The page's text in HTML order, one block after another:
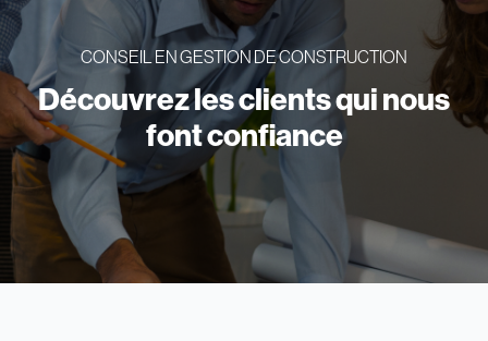
CONSEIL EN GESTION DE CONSTRUCTION
Découvrez les clients qui nous
font confiance